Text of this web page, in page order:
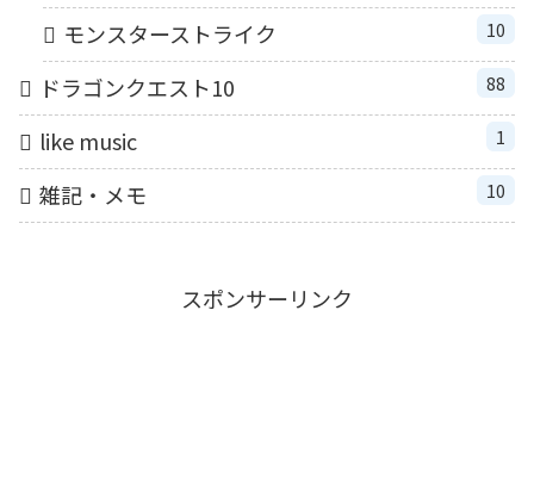
モンスターストライク 10
ドラゴンクエスト10 88
like music 1
雑記・メモ 10
スポンサーリンク